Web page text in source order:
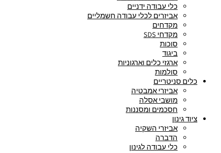
כלי עבודה ידניים
אביזרים לכלי עבודה חשמליים
מקדחים
מקדחי SDS
סוכות
ביגוד
ארגזי כלים וארגוניות
סולמות
כלים סניטריים
אביזרי אמבטיה
מושבי אסלה
חסכמים ומסננות
ציוד גינון
אביזרי השקיה
הדברה
כלי עבודה לגינון